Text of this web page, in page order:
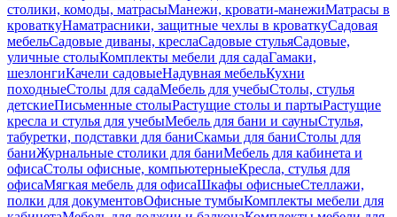
столики, комоды, матрасыМанежи, кровати-манежиМатрасы в
кроваткуНаматрасники, защитные чехлы в кроваткуСадовая
мебельСадовые диваны, креслаСадовые стульяСадовые,
уличные столыКомплекты мебели для садаГамаки,
шезлонгиКачели садовыеНадувная мебельКухни
походныеСтолы для садаМебель для учебыСтолы, стулья
детскиеПисьменные столыРастущие столы и партыРастущие
кресла и стулья для учебыМебель для бани и сауныСтулья,
табуретки, подставки для баниСкамьи для баниСтолы для
баниЖурнальные столики для баниМебель для кабинета и
офисаСтолы офисные, компьютерныеКресла, стулья для
офисаМягкая мебель для офисаШкафы офисныеСтеллажи,
полки для документовОфисные тумбыКомплекты мебели для